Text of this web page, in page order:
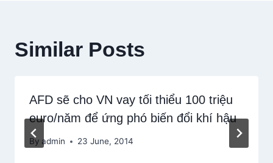
Similar Posts
AFD sẽ cho VN vay tối thiểu 100 triệu
euro/năm để ứng phó biến đổi khí hậu
By admin 23 June, 2014